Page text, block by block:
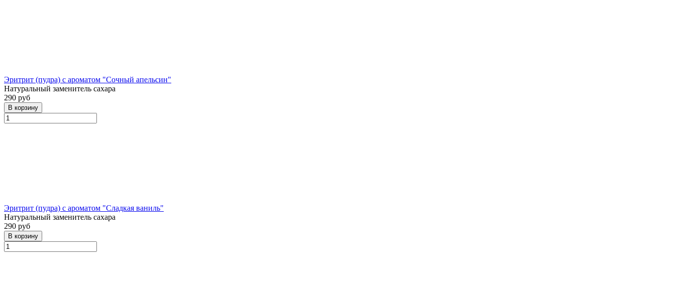
Эритрит (пудра) с ароматом "Сочный апельсин"
Натуральный заменитель сахара
290 руб
Эритрит (пудра) с ароматом "Сладкая ваниль"
Натуральный заменитель сахара
290 руб